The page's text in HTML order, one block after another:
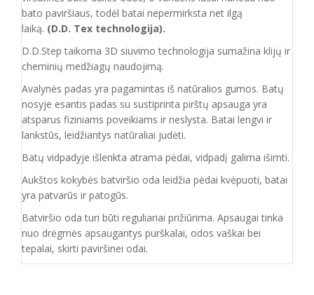
bato paviršiaus, todėl batai nepermirksta net ilgą
laiką. (D.D. Tex technologija).
D.D.Step taikoma 3D siuvimo technologija sumažina klijų ir
cheminių medžiagų naudojimą.
Avalynės padas yra pagamintas iš natūralios gumos. Batų
nosyje esantis padas su sustiprinta pirštų apsauga yra
atsparus fiziniams poveikiams ir neslysta. Batai lengvi ir
lankstūs, leidžiantys natūraliai judėti.
Batų vidpadyje išlenkta atrama pėdai, vidpadį galima išimti.
Aukštos kokybės batviršio oda leidžia pėdai kvėpuoti, batai
yra patvarūs ir patogūs.
Batviršio oda turi būti reguliariai prižiūrima. Apsaugai tinka
nuo drėgmės apsaugantys purškalai, odos vaškai bei
tepalai, skirti paviršinei odai.